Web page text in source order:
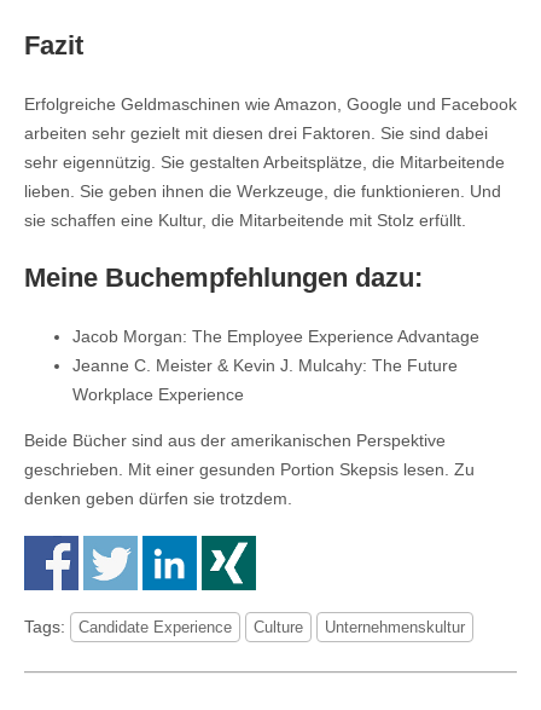
Fazit
Erfolgreiche Geldmaschinen wie Amazon, Google und Facebook
arbeiten sehr gezielt mit diesen drei Faktoren. Sie sind dabei
sehr eigennützig. Sie gestalten Arbeitsplätze, die Mitarbeitende
lieben. Sie geben ihnen die Werkzeuge, die funktionieren. Und
sie schaffen eine Kultur, die Mitarbeitende mit Stolz erfüllt.
Meine Buchempfehlungen dazu:
Jacob Morgan: The Employee Experience Advantage
Jeanne C. Meister & Kevin J. Mulcahy: The Future
Workplace Experience
Beide Bücher sind aus der amerikanischen Perspektive
geschrieben. Mit einer gesunden Portion Skepsis lesen. Zu
denken geben dürfen sie trotzdem.
Tags: Candidate Experience Culture Unternehmenskultur